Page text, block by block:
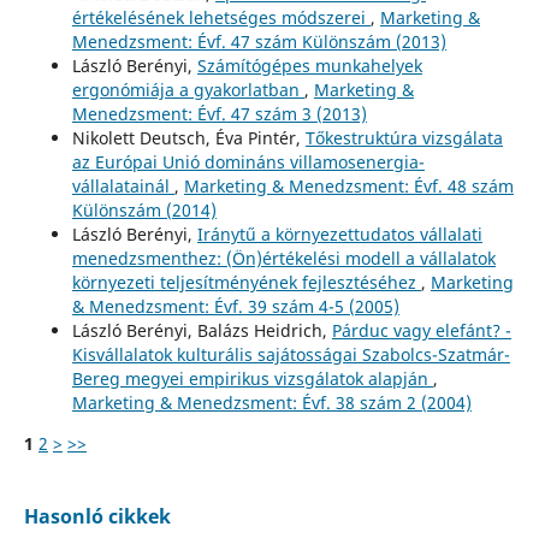
értékelésének lehetséges módszerei , Marketing &
Menedzsment: Évf. 47 szám Különszám (2013)
László Berényi, Számítógépes munkahelyek
ergonómiája a gyakorlatban , Marketing &
Menedzsment: Évf. 47 szám 3 (2013)
Nikolett Deutsch, Éva Pintér, Tőkestruktúra vizsgálata
az Európai Unió domináns villamosenergia-
vállalatainál , Marketing & Menedzsment: Évf. 48 szám
Különszám (2014)
László Berényi, Iránytű a környezettudatos vállalati
menedzsmenthez: (Ön)értékelési modell a vállalatok
környezeti teljesítményének fejlesztéséhez , Marketing
& Menedzsment: Évf. 39 szám 4-5 (2005)
László Berényi, Balázs Heidrich, Párduc vagy elefánt? -
Kisvállalatok kulturális sajátosságai Szabolcs-Szatmár-
Bereg megyei empirikus vizsgálatok alapján ,
Marketing & Menedzsment: Évf. 38 szám 2 (2004)
1 2 > >>
Hasonló cikkek